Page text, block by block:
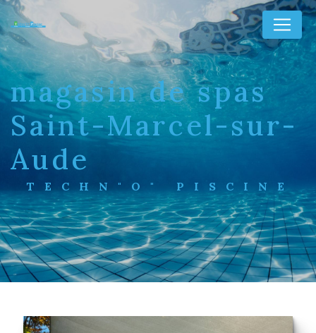
magasin de spas
Saint-Marcel-sur-
Aude
TECHN"O" PISCINE
Panneau de gestion des cookies